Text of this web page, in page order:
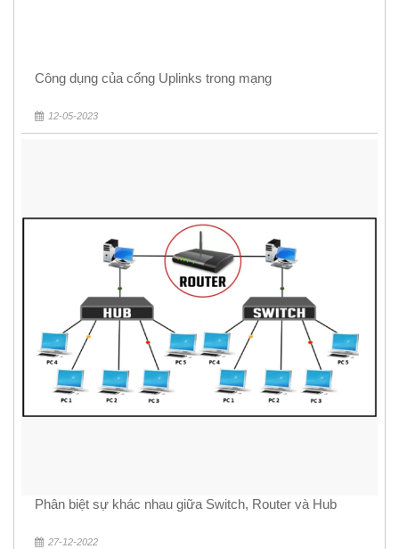
Công dụng của cổng Uplinks trong mạng
12-05-2023
Phân biệt sự khác nhau giữa Switch, Router và Hub
27-12-2022